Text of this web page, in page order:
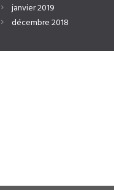
janvier2019
décembre2018